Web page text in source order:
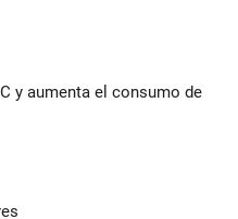
y aumenta el consumo de